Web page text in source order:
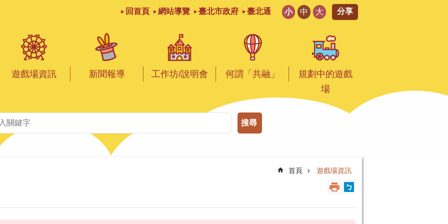
回首頁 網站導覽 臺北市政府 臺北通 小 中 大 分享
遊戲場資訊 新聞報導 工作坊/說明會 何謂「共融」
規劃中的遊戲
場
搜尋
首頁 遊戲場資訊